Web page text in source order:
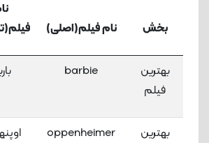
بخش نام فیلم(اصلی)
بهترین
فیلم
barbie
بهترین
oppenheimer